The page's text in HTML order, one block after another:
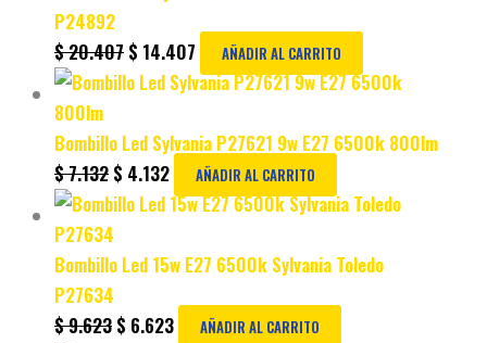
P24892
$20.407 $ 14.407 AÑADIR AL CARRITO
Bombillo Led Sylvania P27621 9w E27 6500k 800lm
$7.132 $ 4.132 AÑADIR AL CARRITO
Bombillo Led 15w E27 6500k Sylvania Toledo
P27634
$9.623 $ 6.623 AÑADIR AL CARRITO